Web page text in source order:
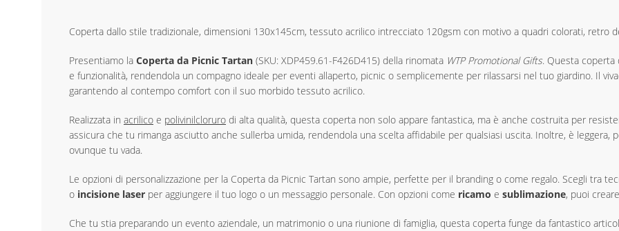
Coperta dallo stile tradizionale, dimensioni 130x145cm, tessuto acrilico intrecciato 120gsm con motivo a quadri colorati, retro
Presentiamo la Coperta da Picnic Tartan (SKU: XDP459.61-F426D415) della rinomata WTP Promotional Gifts. Questa
e funzionalità, rendendola un compagno ideale per eventi allaperto, picnic o semplicemente per rilassarsi nel tuo giardino. Il
garantendo al contempo comfort con il suo morbido tessuto acrilico.
Realizzata in acrilico e polivinilcloruro di alta qualità, questa coperta non solo appare fantastica, ma è anche costruita per
assicura che tu rimanga asciutto anche sullerba umida, rendendola una scelta affidabile per qualsiasi uscita. Inoltre, è leggera,
ovunque tu vada.
Le opzioni di personalizzazione per la Coperta da Picnic Tartan sono ampie, perfette per il branding o come regalo. Scegli tra
o incisione laser per aggiungere il tuo logo o un messaggio personale. Con opzioni come ricamo e sublimazione, puoi
Che tu stia preparando un evento aziendale, un matrimonio o una riunione di famiglia, questa coperta funge da fantastico